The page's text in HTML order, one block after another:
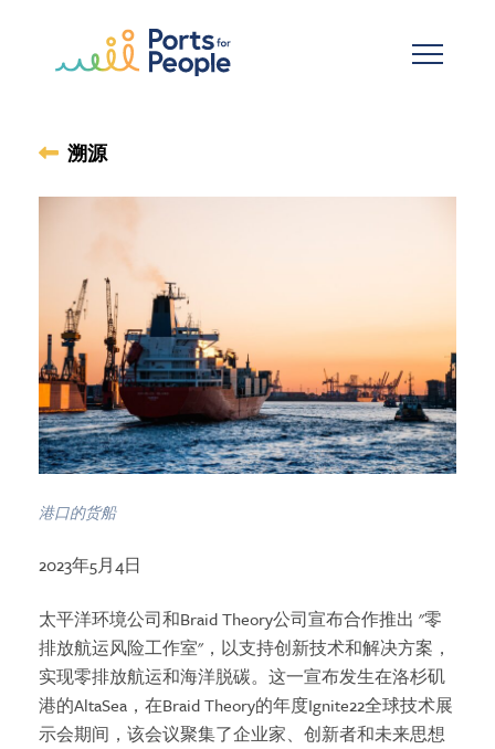
溯源
港口的货船
2023年5月4日
太平洋环境公司和Braid Theory公司宣布合作推出 "零
排放航运风险工作室"，以支持创新技术和解决方案，
实现零排放航运和海洋脱碳。这一宣布发生在洛杉矶
港的AltaSea，在Braid Theory的年度Ignite22全球技术展
示会期间，该会议聚集了企业家、创新者和未来思想